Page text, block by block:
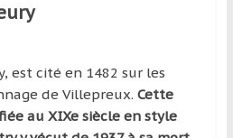
est cité en 1482 sur les
de Villepreux. Cette
au XIXe siècle en style